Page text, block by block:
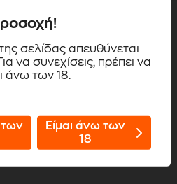
σελίδας απευθύνεται
να συνεχίσεις, πρέπει να
άνω των 18.
Είμαι άνω των
18